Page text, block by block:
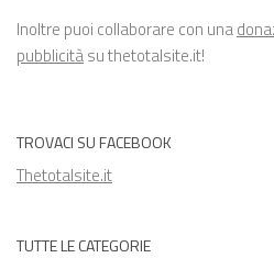
Inoltre puoi collaborare con una
pubblicitàsu thetotalsite.it!
TROVACI SU FACEBOOK
Thetotalsite.it
TUTTE LE CATEGORIE